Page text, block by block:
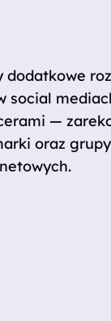
social
—
oraz